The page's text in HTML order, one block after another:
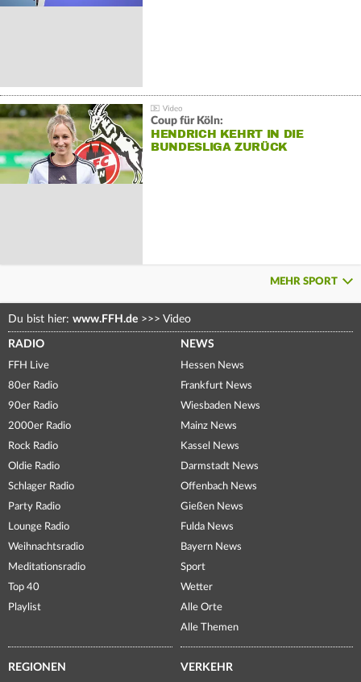
Coup für Köln:
HENDRICH KEHRT IN DIE
BUNDESLIGA ZURÜCK
MEHR SPORT
Du bist hier: www.FFH.de >>> Video
RADIO
FFH Live
80er Radio
90er Radio
2000er Radio
Rock Radio
Oldie Radio
Schlager Radio
Party Radio
Lounge Radio
Weihnachtsradio
Meditationsradio
Top 40
Playlist
NEWS
Hessen News
Frankfurt News
Wiesbaden News
Mainz News
Kassel News
Darmstadt News
Offenbach News
Gießen News
Fulda News
Bayern News
Sport
Wetter
Alle Orte
Alle Themen
REGIONEN VERKEHR